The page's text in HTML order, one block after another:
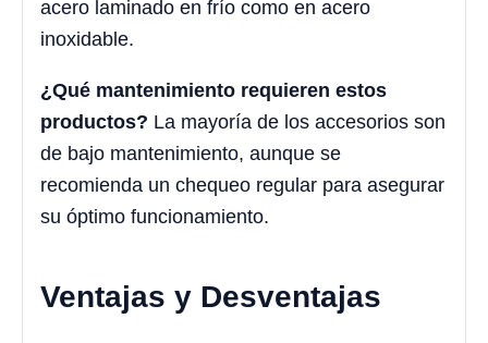
acero laminado en frío como en acero
inoxidable.
¿Qué mantenimiento requieren estos
productos? La mayoría de los accesorios son
de bajo mantenimiento, aunque se
recomienda un chequeo regular para asegurar
su óptimo funcionamiento.
Ventajas y Desventajas